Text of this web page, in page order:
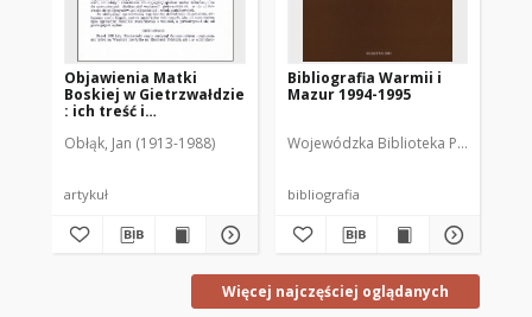
Objawienia Matki
Boskiej w Gietrzwałdzie
: ich treść i
współczesnych : (w
Obłąk, Jan (1913-1988)
artykuł
Bibliografia Warmii i
Mazur 1994-1995
Wojewódzka Biblioteka Publiczna
bibliografia
Więcej najczęściej oglądanych